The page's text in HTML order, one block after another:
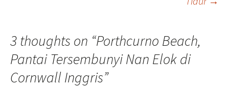
3 thoughts on “Porthcurno Beach,
Pantai Tersembunyi Nan Elok di
Cornwall Inggris”